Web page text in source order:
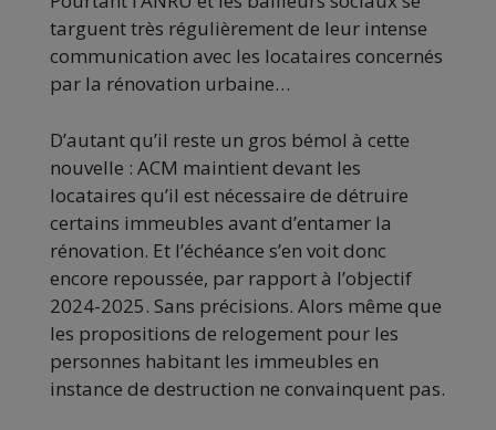
targuent très régulièrement de leur intense
communication avec les locataires concernés
par la rénovation urbaine…
D’autant qu’il reste un gros bémol à cette
nouvelle : ACM maintient devant les
locataires qu’il est nécessaire de détruire
certains immeubles avant d’entamer la
rénovation. Et l’échéance s’en voit donc
encore repoussée, par rapport à l’objectif
2024-2025. Sans précisions. Alors même que
les propositions de relogement pour les
personnes habitant les immeubles en
instance de destruction ne convainquent pas.